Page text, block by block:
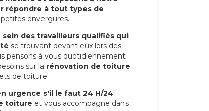
répondre à tout types de
envergures.
des travailleurs qualifiés qui
se trouvant devant eux lors des
pensons à vous quotidiennement
sur la rénovation de toiture
de toiture.
urgence s'il le faut 24 H/24
toiture et vous accompagne dans